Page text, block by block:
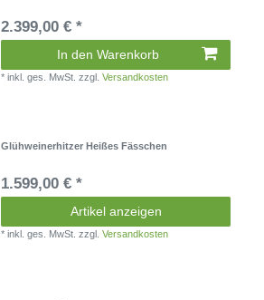
2.399,00 € *
In den Warenkorb
*inkl. ges. MwSt. zzgl.Versandkosten
Glühweinerhitzer Heißes Fässchen
1.599,00 € *
Artikel anzeigen
*inkl. ges. MwSt. zzgl.Versandkosten